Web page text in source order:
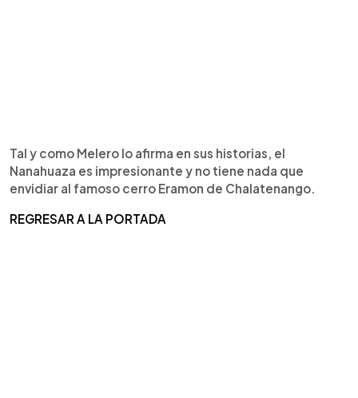
Tal y como Melero lo afirma en sus historias, el
Nanahuaza es impresionante y no tiene nada que
envidiar al famoso cerro Eramon de Chalatenango.
REGRESAR A LA PORTADA